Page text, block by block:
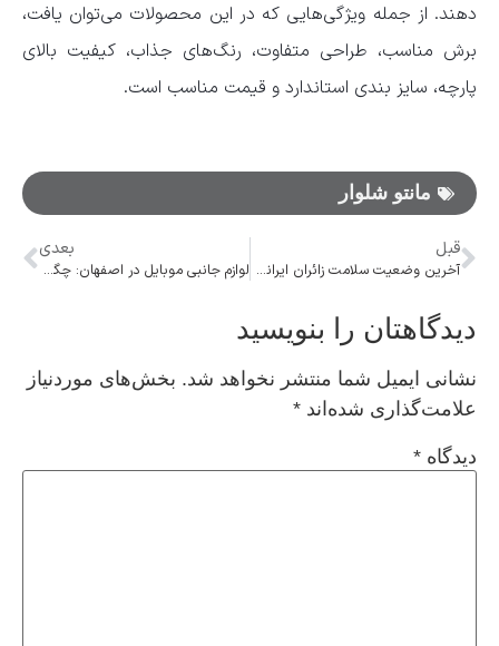
دهند. از جمله ویژگی‌هایی که در این محصولات می‌توان یافت،
برش مناسب، طراحی متفاوت، رنگ‌های جذاب، کیفیت بالای
پارچه، سایز بندی استاندارد و قیمت مناسب است.
مانتو شلوار
قبل
آخرین وضعیت سلامت زائران ایرانی در سامرا
بعدی
لوازم جانبی موبایل در اصفهان: چگونه خرید مطمئن داشته باشیم؟
دیدگاهتان را بنویسید
نشانی ایمیل شما منتشر نخواهد شد. بخش‌های موردنیاز
علامت‌گذاری شده‌اند *
دیدگاه *